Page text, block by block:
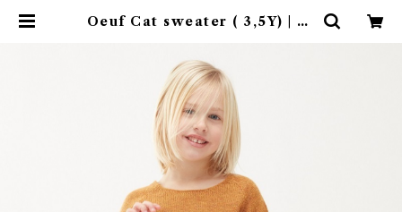
Oeuf Cat sweater ( 3,5Y) | 4c